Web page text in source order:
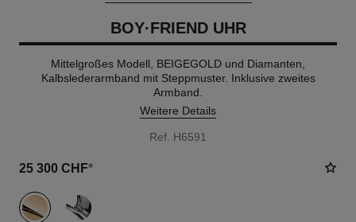
BOY·FRIEND UHR
Mittelgroßes Modell, BEIGEGOLD und Diamanten,
Kalbslederarmband mit Steppmuster. Inklusive zweites
Armband.
Weitere Details
Ref. H6591
25 300 CHF*
variante